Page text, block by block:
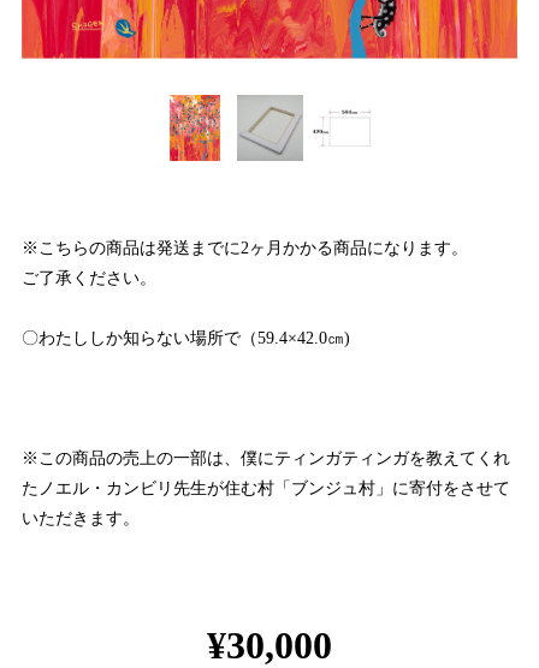
※こちらの商品は発送までに2ヶ月かかる商品になります。
ご了承ください。
〇わたししか知らない場所で（59.4×42.0㎝)
※この商品の売上の一部は、僕にティンガティンガを教えてくれ
たノエル・カンビリ先生が住む村「ブンジュ村」に寄付をさせて
いただきます。
¥30,000